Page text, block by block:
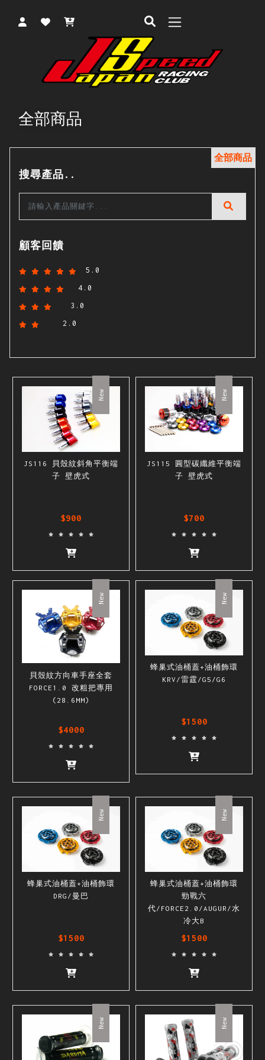
全部商品
搜尋產品..
全部商品
顧客回饋
5.0
4.0
3.0
2.0
New
JS116 貝殼紋斜角平衡端
子 壁虎式
$900
New
JS115 圓型碳纖維平衡端
子 壁虎式
$700
New
貝殼紋方向車手座全套
FORCE1.0 改粗把專用
(28.6MM)
$4000
New
蜂巢式油桶蓋+油桶飾環
KRV/雷霆/G5/G6
$1500
New
蜂巢式油桶蓋+油桶飾環
DRG/曼巴
$1500
New
蜂巢式油桶蓋+油桶飾環
勁戰六
代/FORCE2.0/AUGUR/水
冷大B
$1500
New New